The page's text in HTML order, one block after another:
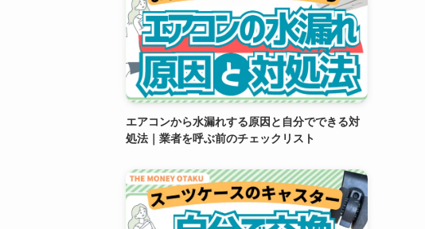
エアコンから水漏れする原因と自分でできる対
処法｜業者を呼ぶ前のチェックリスト